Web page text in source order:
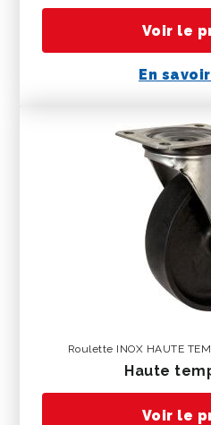
Voir le
En
Roulette INOX HAUTE
haute
Voir le